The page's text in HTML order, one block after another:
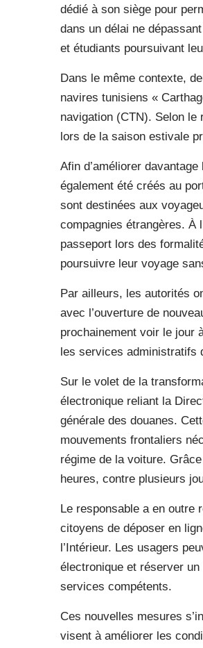
dédié à son siège pour
dans un délai ne
et étudiants poursuivant
Dans le même contexte,
navires tunisiens «
navigation (CTN). Selon le
lors de la saison estivale
Afin d’améliorer
également été créés au
sont destinées aux
compagnies étrangères. À
passeport lors des
poursuivre leur voyage
Par ailleurs, les autorités
avec l’ouverture de
prochainement voir le jour
les services administratifs
Sur le volet de la
électronique reliant la
générale des douanes.
mouvements frontaliers
régime de la voiture.
heures, contre plusieurs
Le responsable a en outre
citoyens de déposer en
l’Intérieur. Les usagers
électronique et réserver
services compétents.
Ces nouvelles mesures
visent à améliorer les